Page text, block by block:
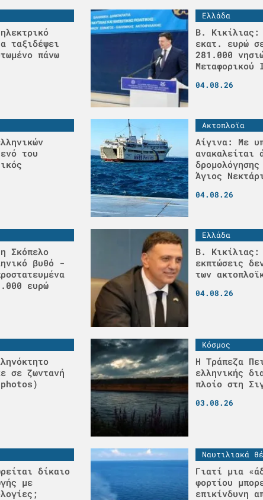
ταξιδέψει
πάνω
Ελλάδα
Β.
εκατ. ευρώ
281.000
Μεταφορικού
04.08.26
του
Ακτοπλοϊα
Αίγινα: Με
ανακαλείται
Άγιος
04.08.26
Σκόπελο
βυθό -
ευρώ
Ελλάδα
Β. Κικίλιας:
εκπτώσεις
των
04.08.26
σε ζωντανή
Κόσμος
Η Τράπεζα
ελληνικής
πλοίο στη
03.08.26
δίκαιο
με
Ναυτιλιακά
Γιατί μια
φορτίου
επικίνδυνη